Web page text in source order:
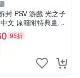
封 PSV 游戲 光之子
文 原箱附特典畫冊
嚴選商品 光之子 港
典畫冊
95折